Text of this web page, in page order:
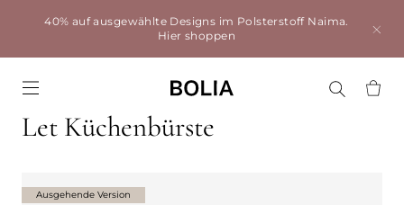
40% auf ausgewählte Designs im Polsterstoff Naima.
Hier shoppen
Let Küchenbürste
Ausgehende Version